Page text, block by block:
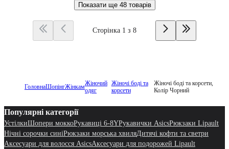
Показати ще 48 товарів
Сторінка 1 з 8
ГоловнаШопінгЖінкамЖіночий
одяг
Жіночі боді та
корсети
Жіночі боді та корсети,
Колір Чорний
Популярні категорії
УстілкиШопери моккоРукавиці 6-8YРукавички AsicsРюкзаки Lipault
Нічні сорочки синіРюкзаки морська хвиляДитячі кофти та светри
Аксесуари для волосся AsicsАксесуари для подорожей Lipault